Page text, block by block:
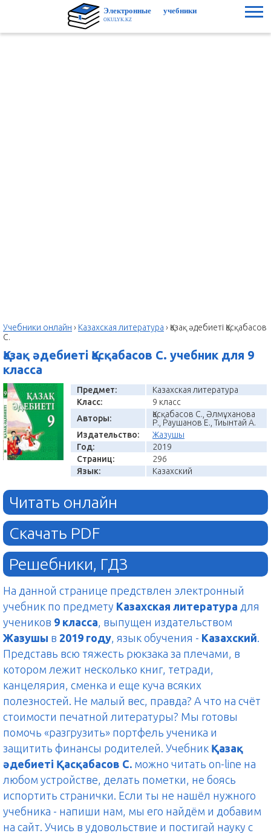
Учебники онлайн › Казахская литература › Қазақ әдебиеті Қасқабасов
С.
Қазақ әдебиеті Қасқабасов С. учебник для 9
класса
Предмет:
Казахская литература
Класс:
9 класс
Авторы:
Қасқабасов С., Әлмұханова
Р., Раушанов Е., Тиынтай А.
Издательство:
Жазушы
Год:
2019
Страниц:
296
Язык:
Казахский
Читать онлайн
Скачать PDF
Решебники, ГДЗ
На данной странице предствлен электронный
учебник по предмету Казахская литература для
учеников 9 класса, выпущен издательством
Жазушы в 2019 году, язык обучения - Казахский.
Представь всю тяжесть рюкзака за плечами, в
котором лежит несколько книг, тетради,
канцелярия, сменка и еще куча всяких
полезностей. Не малый вес, правда? А что на счёт
стоимости печатной литературы? Мы готовы
помочь «разгрузить» портфель ученика и
защитить финансы родителей. Учебник Қазақ
әдебиеті Қасқабасов С. можно читать on-line на
любом устройстве, делать пометки, не боясь
испортить странички. Если ты не нашёл нужного
учебника - напиши нам, мы его найдём и добавим
на сайт. Учись в удовольствие и постигай науку с